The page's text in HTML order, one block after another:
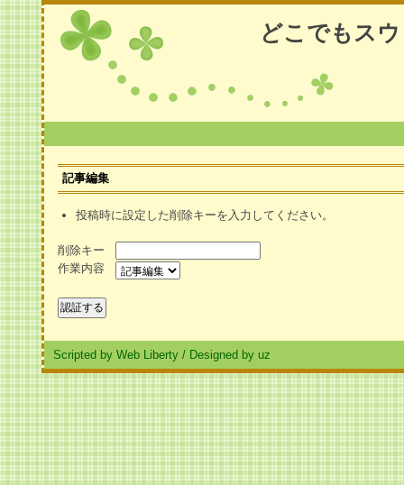
どこでもス
記事編集
投稿時に設定した削除キーを入力してください。
削除キー
作業内容
Scripted by Web Liberty / Designed by uz